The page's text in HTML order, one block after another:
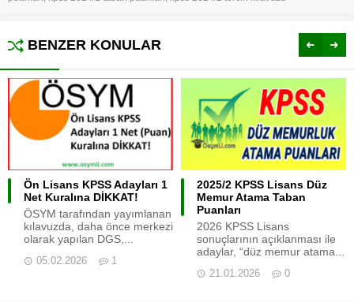
BENZER KONULAR
Ön Lisans KPSS Adayları 1
Net Kuralına DİKKAT!
ÖSYM tarafından yayımlanan
kılavuzda, daha önce merkezi
olarak yapılan DGS,...
05.02.2026 1
2025/2 KPSS Lisans Düz
Memur Atama Taban
Puanları
2026 KPSS Lisans
sonuçlarının açıklanması ile
adaylar, “düz memur atama...
21.01.2026 0